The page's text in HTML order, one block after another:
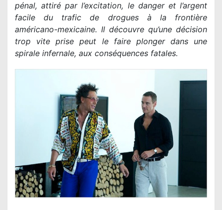
pénal, attiré par l’excitation, le danger et l’argent
facile du trafic de drogues à la frontière
américano-mexicaine. Il découvre qu’une décision
trop vite prise peut le faire plonger dans une
spirale infernale, aux conséquences fatales.